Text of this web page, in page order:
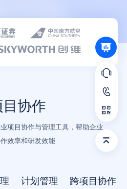
目协作
项目协作与管理工具，帮助企业
效率和研发效能
计划管理 跨项目协作